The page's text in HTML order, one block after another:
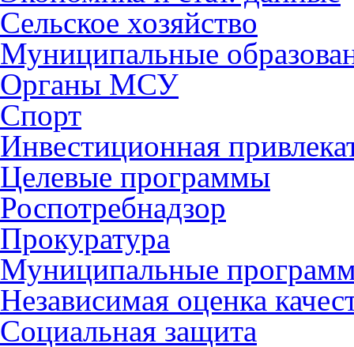
Сельское хозяйство
Муниципальные
Органы МСУ
Спорт
Инвестиционная
Целевые программы
Роспотребнадзор
Прокуратура
Муниципальные
Независимая оценка
Социальная защита